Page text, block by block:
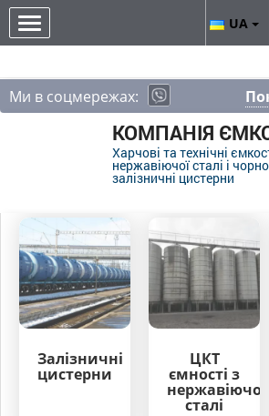
Ми в соцмережах:
КОМПАНІЯ
Харчові та технічні
нержавіючої сталі і
залізничні цистерни
UA
Залізничні
цистерни
ЦКТ
ємності з
нержавіючої
сталі